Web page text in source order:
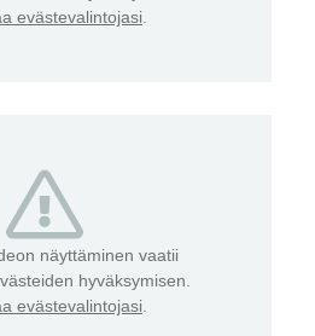
evästevalintojasi.
näyttäminen vaatii
hyväksymisen.
evästevalintojasi